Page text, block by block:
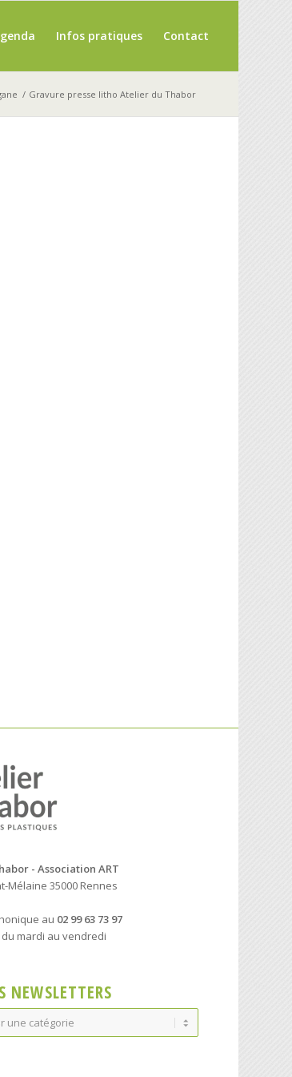
Infos pratiques Contact
/ Gravure presse litho Atelier du Thabor
- Association ART
Mélaine 35000 Rennes
au 02 99 63 73 97
du mardi au vendredi
NEWSLETTERS